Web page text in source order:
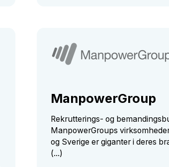
ManpowerGroup
Rekrutterings- og
ManpowerGroups
og Sverige er giganter i deres
(...)